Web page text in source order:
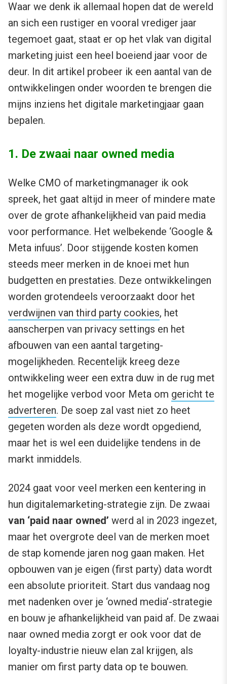
Waar we denk ik allemaal hopen dat de wereld
an sich een rustiger en vooral vrediger jaar
tegemoet gaat, staat er op het vlak van digital
marketing juist een heel boeiend jaar voor de
deur. In dit artikel probeer ik een aantal van de
ontwikkelingen onder woorden te brengen die
mijns inziens het digitale marketingjaar gaan
bepalen.
1. De zwaai naar owned media
Welke CMO of marketingmanager ik ook
spreek, het gaat altijd in meer of mindere mate
over de grote afhankelijkheid van paid media
voor performance. Het welbekende ‘Google &
Meta infuus’. Door stijgende kosten komen
steeds meer merken in de knoei met hun
budgetten en prestaties. Deze ontwikkelingen
worden grotendeels veroorzaakt door het
verdwijnen van third party cookies, het
aanscherpen van privacy settings en het
afbouwen van een aantal targeting-
mogelijkheden. Recentelijk kreeg deze
ontwikkeling weer een extra duw in de rug met
het mogelijke verbod voor Meta om gericht te
adverteren. De soep zal vast niet zo heet
gegeten worden als deze wordt opgediend,
maar het is wel een duidelijke tendens in de
markt inmiddels.
2024 gaat voor veel merken een kentering in
hun digitalemarketing-strategie zijn. De zwaai
van ‘paid naar owned’ werd al in 2023 ingezet,
maar het overgrote deel van de merken moet
de stap komende jaren nog gaan maken. Het
opbouwen van je eigen (first party) data wordt
een absolute prioriteit. Start dus vandaag nog
met nadenken over je ‘owned media’-strategie
en bouw je afhankelijkheid van paid af. De zwaai
naar owned media zorgt er ook voor dat de
loyalty-industrie nieuw elan zal krijgen, als
manier om first party data op te bouwen.